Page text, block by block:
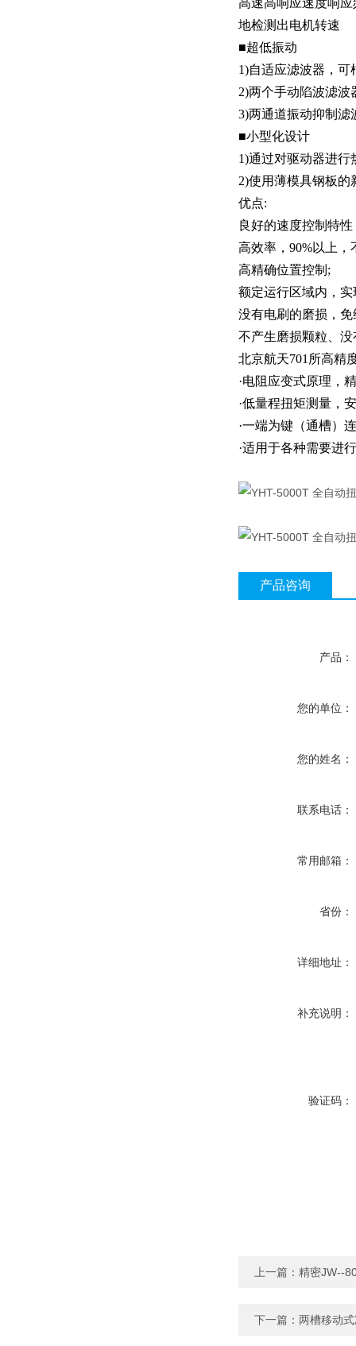
高速高响应速度响
地检测出电机转速
■超低振动
1)自适应滤波器，
2)两个手动陷波滤波
3)两通道振动抑制滤
■小型化设计
1)通过对驱动器进行
2)使用薄模具钢板的
优点:
良好的速度控制特
高效率，90%以上，
高精确位置控制;
额定运行区域内，
没有电刷的磨损，免
不产生磨损颗粒、
北京航天701所高精
·电阻应变式原理，
·低量程扭矩测量，
·一端为键（通槽）
·适用于各种需要进
产品咨询
产品：
您的单位：
您的姓名：
联系电话：
常用邮箱：
省份：
详细地址：
补充说明：
验证码：
上一篇： 精密JW--
下一篇： 两槽移动